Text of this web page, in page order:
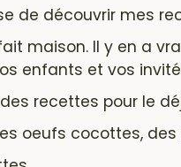
de découvrir mes
maison. Il y en a
enfants et vos
recettes pour le
oeufs cocottes,